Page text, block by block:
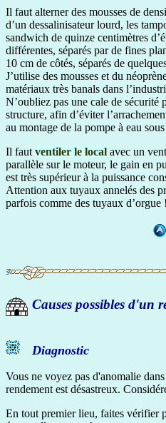
Il faut alterner des mousses de
d’un dessalinisateur lourd, les
sandwich de quinze centimètres
différentes, séparés par de fines
10 cm de côtés, séparés de
J’utilise des mousses et du
matériaux très banals dans
N’oubliez pas une cale de sécurité
structure, afin d’éviter
au montage de la pompe à eau
Il faut ventiler le local avec un
parallèle sur le moteur, le gain en
est très supérieur à la puissance
Attention aux tuyaux annelés des
parfois comme des tuyaux d’orgue !
Causes possibles d'un
Diagnostic
Vous ne voyez pas d'anomalie
rendement est désastreux.
En tout premier lieu, faites vérifier